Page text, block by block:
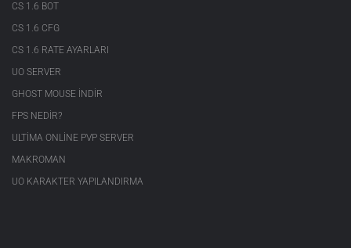
CS 1.6 BOT
CS 1.6 CFG
CS 1.6 RATE AYARLARI
UO SERVER
GHOST MOUSE INDIR
FPS NEDIR?
ULTIMA ONLINE PVP SERVER
MAKROMAN
UO KARAKTER YAPILANDIRMA